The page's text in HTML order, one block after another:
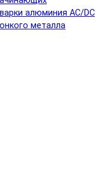
алюминия AC/DC
металла